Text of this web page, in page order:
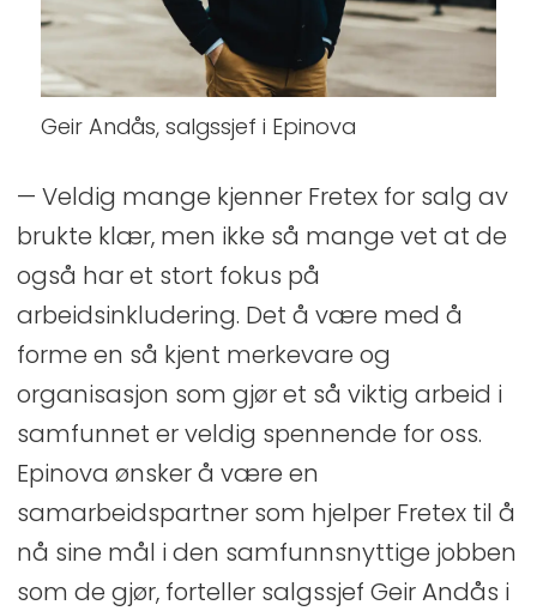
Geir Andås, salgssjef i Epinova
— Veldig mange kjenner Fretex for salg av
brukte klær, men ikke så mange vet at de
også har et stort fokus på
arbeidsinkludering. Det å være med å
forme en så kjent merkevare og
organisasjon som gjør et så viktig arbeid i
samfunnet er veldig spennende for oss.
Epinova ønsker å være en
samarbeidspartner som hjelper Fretex til å
nå sine mål i den samfunnsnyttige jobben
som de gjør, forteller salgssjef Geir Andås i